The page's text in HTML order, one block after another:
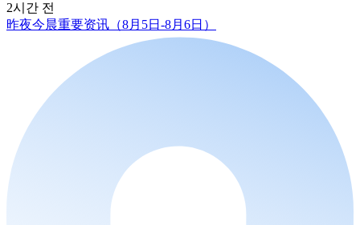
2시간 전
昨夜今晨重要资讯（8月5日-8月6日）